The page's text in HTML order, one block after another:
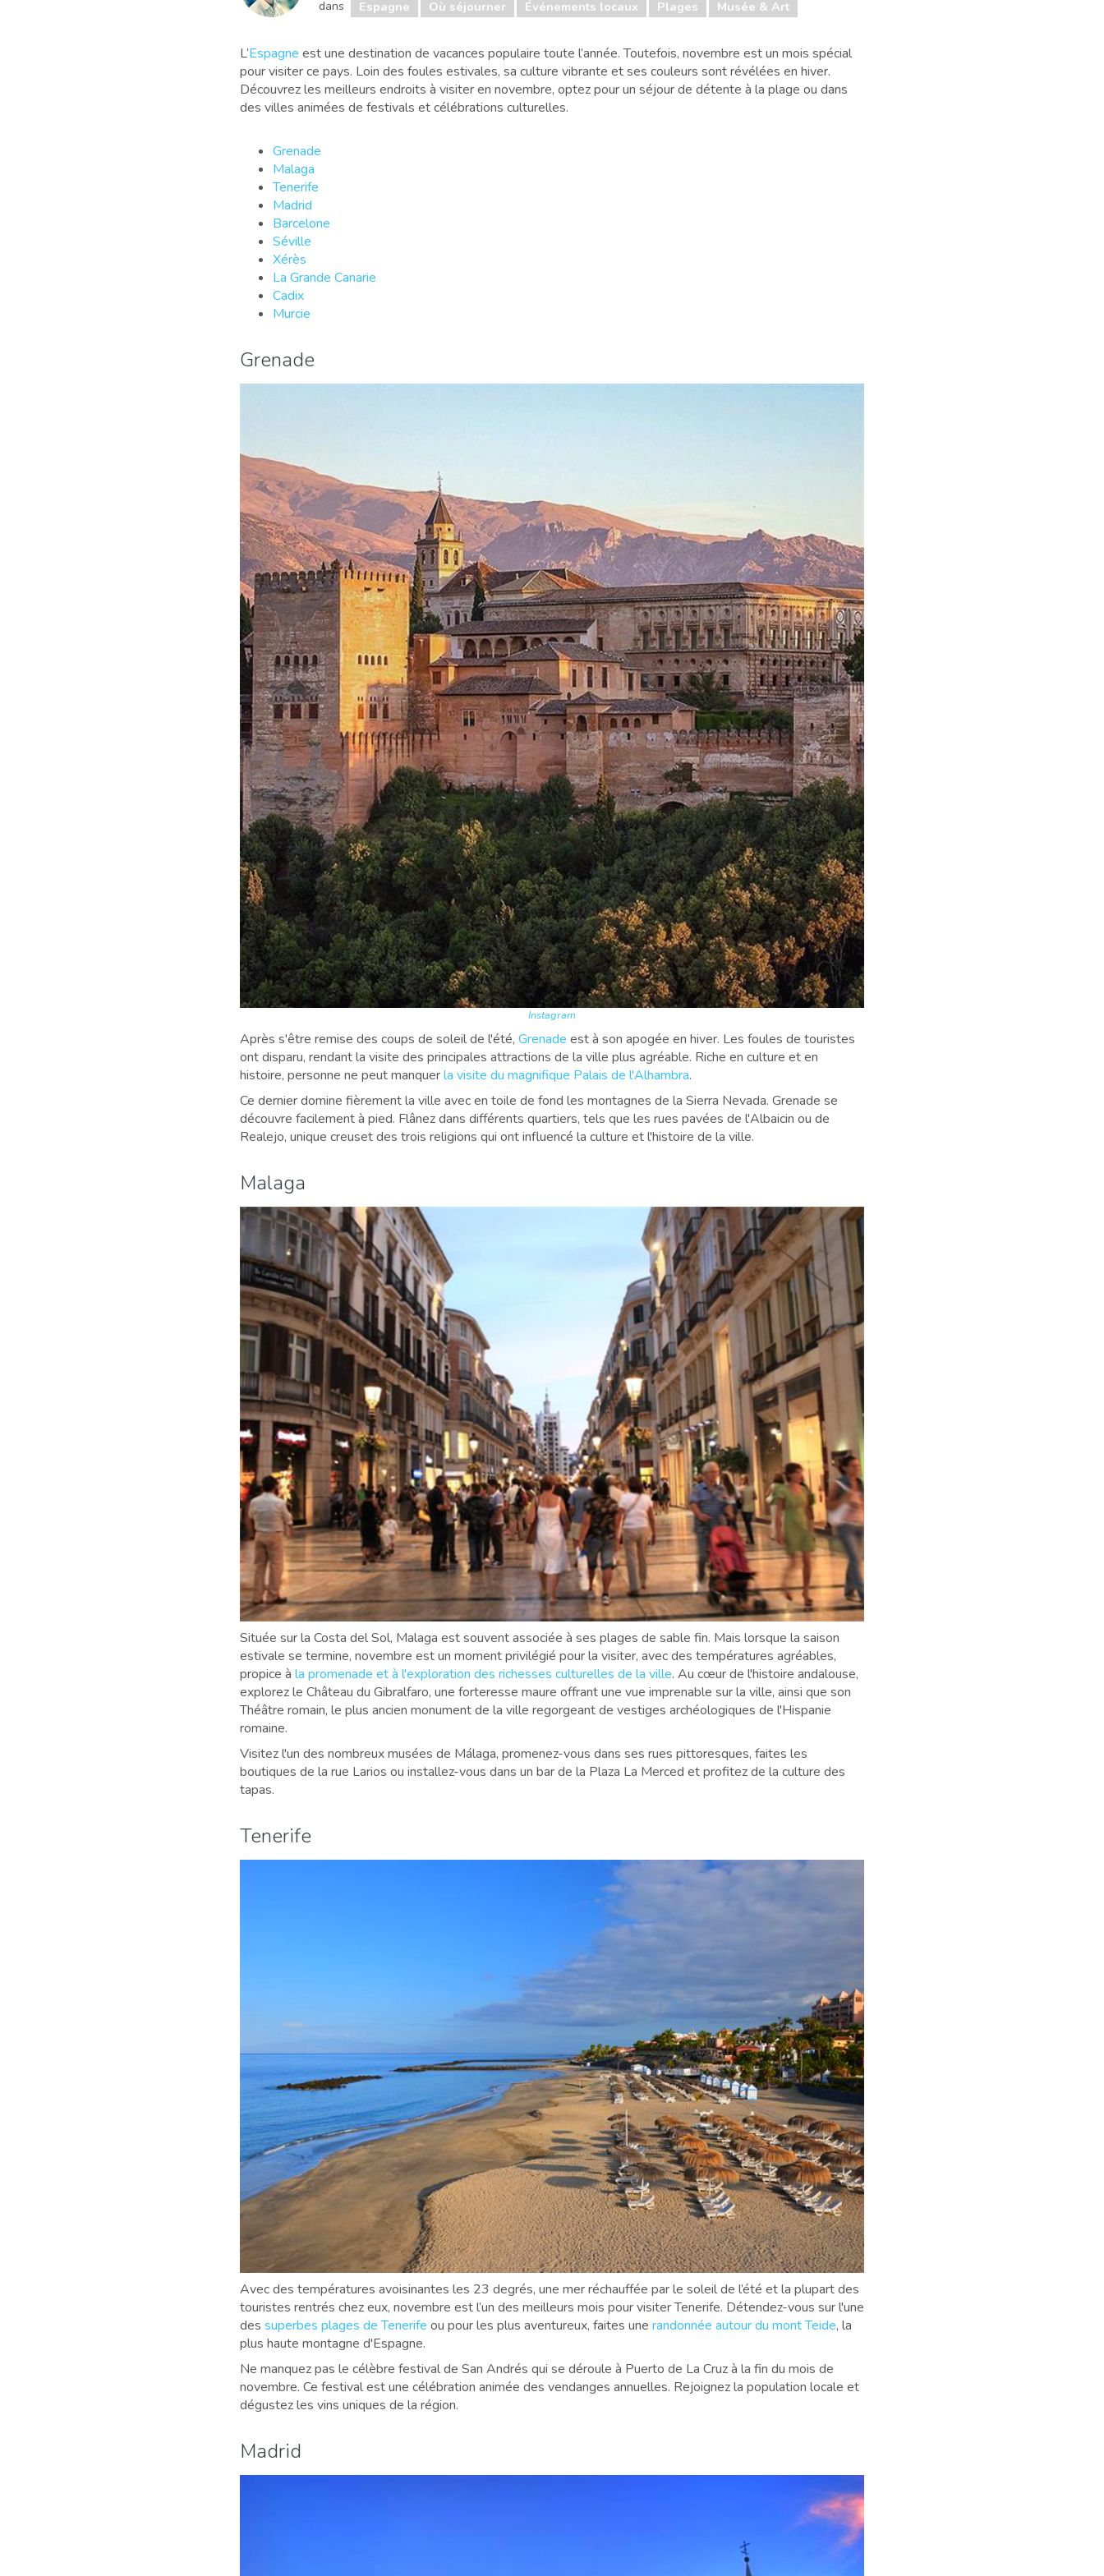
dans
Espagne Où séjourner Événements locaux Plages Musée & Art
L’Espagne est une destination de vacances populaire toute l’année. Toutefois, novembre est un mois spécial
pour visiter ce pays. Loin des foules estivales, sa culture vibrante et ses couleurs sont révélées en hiver.
Découvrez les meilleurs endroits à visiter en novembre, optez pour un séjour de détente à la plage ou dans
des villes animées de festivals et célébrations culturelles.
Grenade
Malaga
Tenerife
Madrid
Barcelone
Séville
Xérès
La Grande Canarie
Cadix
Murcie
Grenade
Instagram
Après s'être remise des coups de soleil de l'été, Grenade est à son apogée en hiver. Les foules de touristes
ont disparu, rendant la visite des principales attractions de la ville plus agréable. Riche en culture et en
histoire, personne ne peut manquerla visite du magnifique Palais de l'Alhambra.
Ce dernier domine fièrement la ville avec en toile de fond les montagnes de la Sierra Nevada. Grenade se
découvre facilement à pied. Flânez dans différents quartiers, tels que les rues pavées de l'Albaicin ou de
Realejo, unique creuset des trois religions qui ont influencé la culture et l'histoire de la ville.
Malaga
Située sur la Costa del Sol, Malaga est souvent associée à ses plages de sable fin. Mais lorsque la saison
estivale se termine, novembre est un moment privilégié pour la visiter, avec des températures agréables,
propice à la promenade et à l'exploration des richesses culturelles de la ville. Au cœur de l'histoire andalouse,
explorez le Château du Gibralfaro, une forteresse maure offrant une vue imprenable sur la ville, ainsi que son
Théâtre romain, le plus ancien monument de la ville regorgeant de vestiges archéologiques de l'Hispanie
romaine.
Visitez l'un des nombreux musées de Málaga, promenez-vous dans ses rues pittoresques, faites les
boutiques de la rue Larios ou installez-vous dans un bar de la Plaza La Merced et profitez de la culture des
tapas.
Tenerife
Avec des températures avoisinantes les 23 degrés, une mer réchauffée par le soleil de l’été et la plupart des
touristes rentrés chez eux, novembre est l’un des meilleurs mois pour visiter Tenerife. Détendez-vous sur l'une
des superbes plages de Tenerife ou pour les plus aventureux, faites une randonnée autour du mont Teide, la
plus haute montagne d'Espagne.
Ne manquez pas le célèbre festival de San Andrés qui se déroule à Puerto de La Cruz à la fin du mois de
novembre. Ce festival est une célébration animée des vendanges annuelles. Rejoignez la population locale et
dégustez les vins uniques de la région.
Madrid